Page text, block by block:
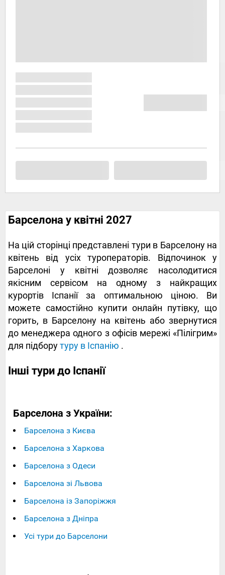
Барселона у квітні 2027
На цій сторінці представлені тури в Барселону на
квітень від усіх туроператорів. Відпочинок у
Барселоні у квітні дозволяє насолодитися
якісним сервісом на одному з найкращих
курортів Іспанії за оптимальною ціною. Ви
можете самостійно купити онлайн путівку, що
горить, в Барселону на квітень або звернутися
до менеджера одного з офісів мережі «Пілігрим»
для підборутуру в Іспанію .
Інші тури до Іспанії
Барселона з України:
Барселона з Києва
Барселона з Харкова
Барселона з Одеси
Барселона зі Львова
Барселона із Запоріжжя
Барселона з Дніпра
Усі тури до Барселони